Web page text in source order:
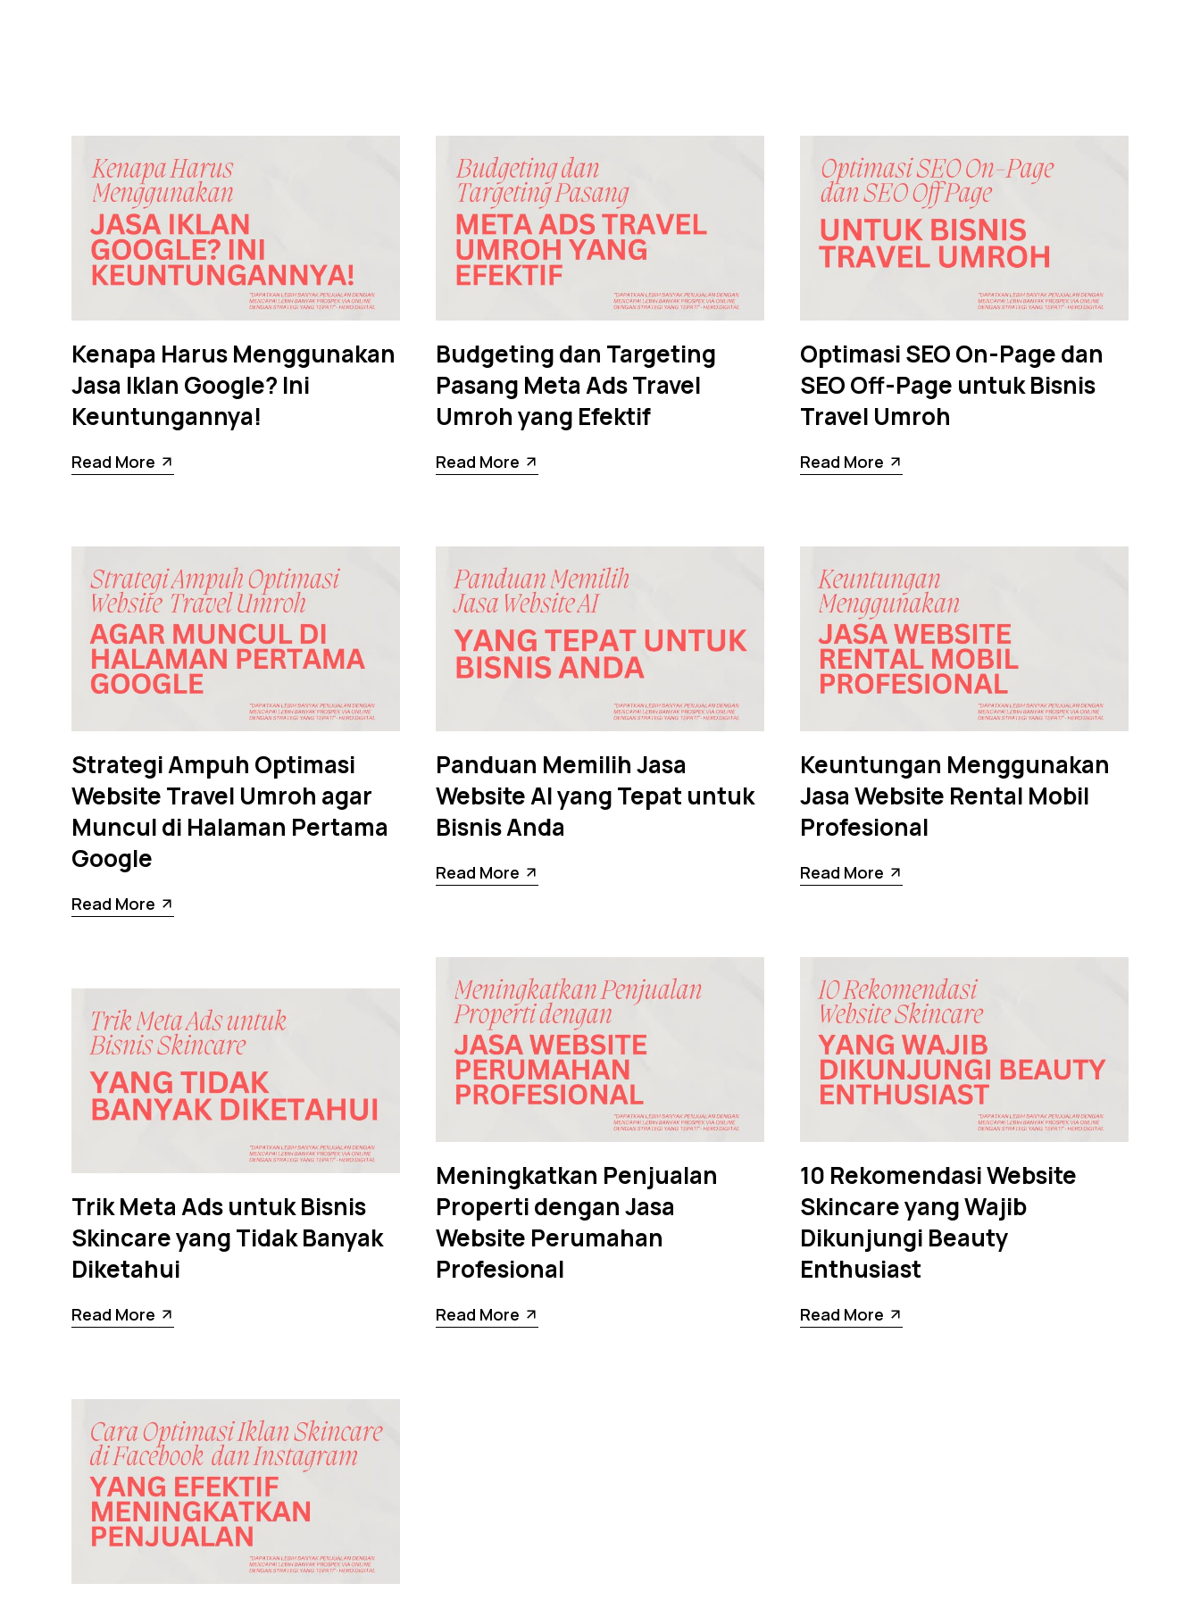
Kenapa Harus Menggunakan
Jasa Iklan Google? Ini
Keuntungannya!
Read More
Budgeting dan Targeting
Pasang Meta Ads Travel
Umroh yang Efektif
Read More
Optimasi SEO On-Page dan
SEO Off-Page untuk Bisnis
Travel Umroh
Read More
Strategi Ampuh Optimasi
Website Travel Umroh agar
Muncul di Halaman Pertama
Google
Read More
Panduan Memilih Jasa
Website AI yang Tepat untuk
Bisnis Anda
Read More
Keuntungan Menggunakan
Jasa Website Rental Mobil
Profesional
Read More
Meningkatkan Penjualan
Properti dengan Jasa
Website Perumahan
Profesional
Read More
10 Rekomendasi Website
Skincare yang Wajib
Dikunjungi Beauty
Enthusiast
Read More
Trik Meta Ads untuk Bisnis
Skincare yang Tidak Banyak
Diketahui
Read More